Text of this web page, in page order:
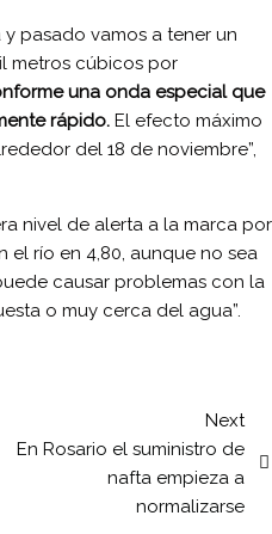
y pasado vamos a tener un
metros cúbicos por
una onda especial que
rápido. El efecto máximo
del 18 de noviembre”,
nivel de alerta a la marca por
el río en 4,80, aunque no sea
causar problemas con la
o muy cerca del agua”.
Next
En Rosario el suministro de
nafta empieza a
normalizarse